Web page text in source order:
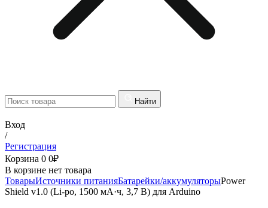
Найти
Вход
/
Регистрация
Корзина 0 0₽
В корзине нет товара
ТоварыИсточники питанияБатарейки/аккумуляторыPower
Shield v1.0 (Li-po, 1500 мА·ч, 3,7 В) для Arduino